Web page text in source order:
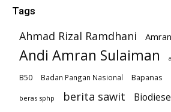
Tags
Ahmad Rizal Ramdhani
Andi Amran Sulaiman
B50 Badan Pangan Nasional Bapanas
beras sphp berita sawit